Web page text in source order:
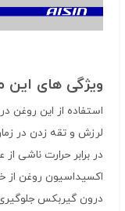
ویژگی های
لرزش و تقه زدن در
در برابر حرارت ناشی از
اکسیداسیون روغن
درون گیربکس